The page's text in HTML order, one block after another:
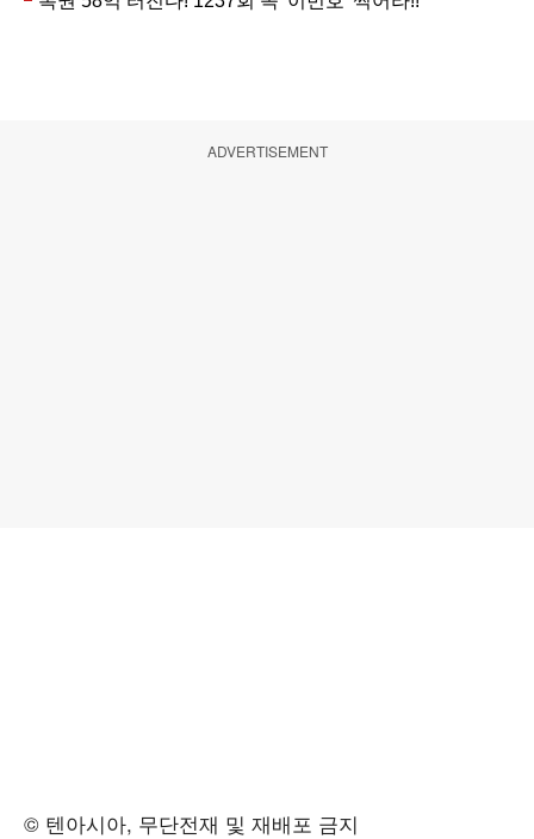
ADVERTISEMENT
© 텐아시아, 무단전재 및 재배포 금지